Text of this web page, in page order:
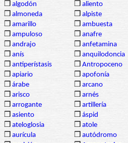
❒ algodón ❒ aliento
❒ almoneda ❒ alpiste
❒ amarillo ❒ ambuesta
❒ ampuloso ❒ anafre
❒ andrajo ❒ anfetamina
❒ anís ❒ anquilodoncia
❒ antiperístasis ❒ Antropoceno
❒ apiario ❒ apofonía
❒ árabe ❒ arcano
❒ arisco ❒ arnés
❒ arrogante ❒ artillería
❒ asiento ❒ áspid
❒ ateloglosia ❒ atole
❒ aurícula ❒ autódromo